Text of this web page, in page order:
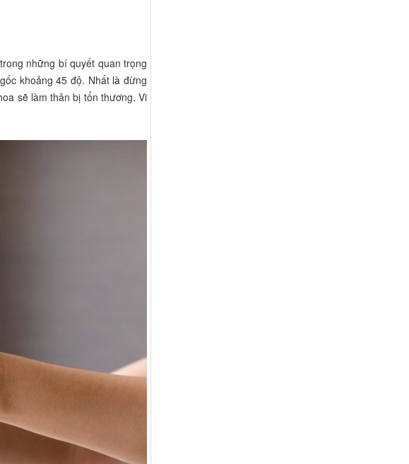
những bí quyết quan trọng
khoảng 45 độ. Nhất là đừng
sẽ làm thân bị tổn thương. Vi